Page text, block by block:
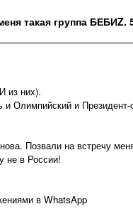
такая группа БЕБИZ.
из них).
Олимпийский и Президент-
Позвали на встречу
не в России!
в WhatsApp